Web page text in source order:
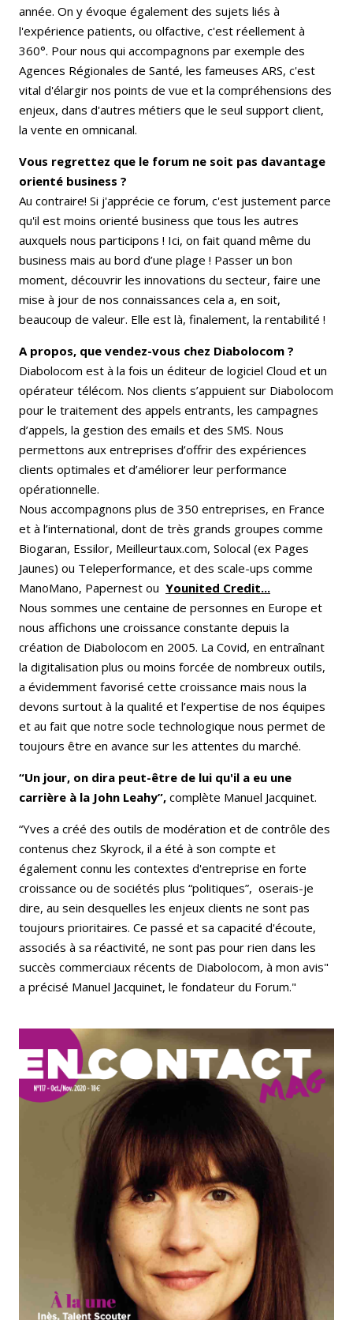
année. On y évoque également des sujets liés à
l'expérience patients, ou olfactive, c'est réellement à
360°. Pour nous qui accompagnons par exemple des
Agences Régionales de Santé, les fameuses ARS, c'est
vital d'élargir nos points de vue et la compréhensions des
enjeux, dans d'autres métiers que le seul support client,
la vente en omnicanal.
Vous regrettez que le forum ne soit pas davantage
orienté business ?
Au contraire! Si j'apprécie ce forum, c'est justement parce
qu'il est moins orienté business que tous les autres
auxquels nous participons ! Ici, on fait quand même du
business mais au bord d’une plage ! Passer un bon
moment, découvrir les innovations du secteur, faire une
mise à jour de nos connaissances cela a, en soit,
beaucoup de valeur. Elle est là, finalement, la rentabilité !
A propos, que vendez-vous chez Diabolocom ?
Diabolocom est à la fois un éditeur de logiciel Cloud et un
opérateur télécom. Nos clients s’appuient sur Diabolocom
pour le traitement des appels entrants, les campagnes
d’appels, la gestion des emails et des SMS. Nous
permettons aux entreprises d’offrir des expériences
clients optimales et d’améliorer leur performance
opérationnelle.
Nous accompagnons plus de 350 entreprises, en France
et à l’international, dont de très grands groupes comme
Biogaran, Essilor, Meilleurtaux.com, Solocal (ex Pages
Jaunes) ou Teleperformance, et des scale-ups comme
ManoMano, Papernest ou Younited Credit...
Nous sommes une centaine de personnes en Europe et
nous affichons une croissance constante depuis la
création de Diabolocom en 2005. La Covid, en entraînant
la digitalisation plus ou moins forcée de nombreux outils,
a évidemment favorisé cette croissance mais nous la
devons surtout à la qualité et l’expertise de nos équipes
et au fait que notre socle technologique nous permet de
toujours être en avance sur les attentes du marché.
“Un jour, on dira peut-être de lui qu'il a eu une
carrière à la John Leahy”, complète Manuel Jacquinet.
“Yves a créé des outils de modération et de contrôle des
contenus chez Skyrock, il a été à son compte et
également connu les contextes d'entreprise en forte
croissance ou de sociétés plus “politiques”, oserais-je
dire, au sein desquelles les enjeux clients ne sont pas
toujours prioritaires. Ce passé et sa capacité d'écoute,
associés à sa réactivité, ne sont pas pour rien dans les
succès commerciaux récents de Diabolocom, à mon avis"
a précisé Manuel Jacquinet, le fondateur du Forum."